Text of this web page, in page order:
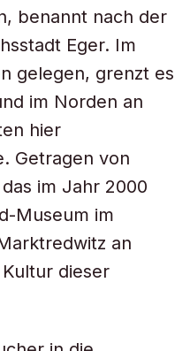
benannt nach der
Eger. Im
gelegen, grenzt es
im Norden an
hier
Getragen von
im Jahr 2000
Museum im
an
dieser